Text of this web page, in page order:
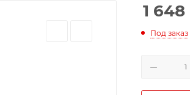
1 648
Под заказ